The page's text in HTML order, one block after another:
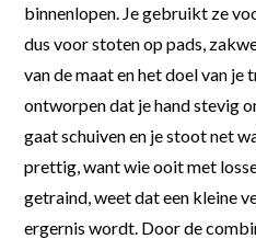
binnenlopen. Je gebruikt ze
dus voor stoten op pads,
van de maat en het doel van je
ontworpen dat je hand stevig
gaat schuiven en je stoot net
prettig, want wie ooit met
getraind, weet dat een kleine
ergernis wordt. Door de